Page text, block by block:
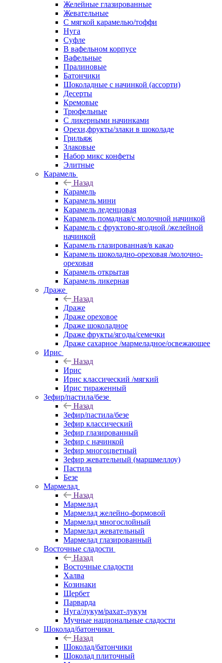
Желейные глазированные
Жевательные
С мягкой карамелью/тоффи
Нуга
Суфле
В вафельном корпусе
Вафельные
Пралиновые
Батончики
Шоколадные с начинкой (ассорти)
Десерты
Кремовые
Трюфельные
С ликерными начинками
Орехи,фрукты/злаки в шоколаде
Грильяж
Злаковые
Набор микс конфеты
Элитные
Карамель
Назад
Карамель
Карамель мини
Карамель леденцовая
Карамель помадная/с молочной начинкой
Карамель с фруктово-ягодной /желейной
начинкой
Карамель глазированная/в какао
Карамель шоколадно-ореховая /молочно-
ореховая
Карамель открытая
Карамель ликерная
Драже
Назад
Драже
Драже ореховое
Драже шоколадное
Драже фрукты/ягоды/семечки
Драже сахарное /мармеладное/освежающее
Ирис
Назад
Ирис
Ирис классический /мягкий
Ирис тираженный
Зефир/пастила/безе
Назад
Зефир/пастила/безе
Зефир классический
Зефир глазированный
Зефир с начинкой
Зефир многоцветный
Зефир жевательный (маршмеллоу)
Пастила
Безе
Мармелад
Назад
Мармелад
Мармелад желейно-формовой
Мармелад многослойный
Мармелад жевательный
Мармелад глазированный
Восточные сладости
Назад
Восточные сладости
Халва
Козинаки
Щербет
Парварда
Нуга/лукум/рахат-лукум
Мучные национальные сладости
Шоколад/батончики
Назад
Шоколад/батончики
Шоколад плиточный